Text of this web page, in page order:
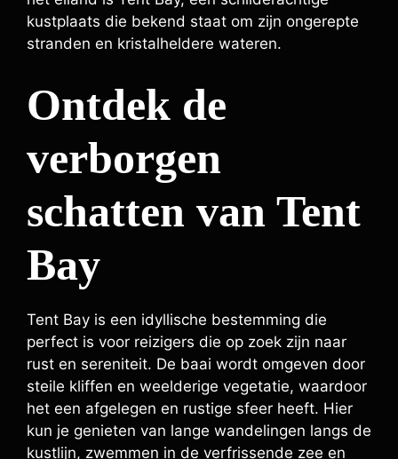
kustplaats die bekend staat om zijn ongerepte
stranden en kristalheldere wateren.
Ontdek de
verborgen
schatten van Tent
Bay
Tent Bay is een idyllische bestemming die
perfect is voor reizigers die op zoek zijn naar
rust en sereniteit. De baai wordt omgeven door
steile kliffen en weelderige vegetatie, waardoor
het een afgelegen en rustige sfeer heeft. Hier
kun je genieten van lange wandelingen langs de
kustlijn, zwemmen in de verfrissende zee en